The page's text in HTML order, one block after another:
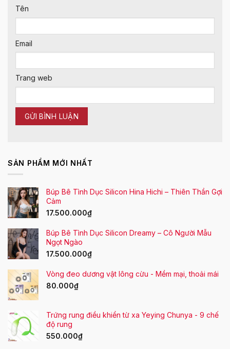
Tên
Email
Trang web
SẢN PHẨM MỚI NHẤT
Búp Bê Tình Dục Silicon Hina Hichi – Thiên Thần Gợi
Cảm
17.500.000₫
Búp Bê Tình Dục Silicon Dreamy – Cô Người Mẫu
Ngọt Ngào
17.500.000₫
Vòng đeo dương vật lông cừu - Mềm mại, thoải mái
80.000₫
Trứng rung điều khiển từ xa Yeying Chunya - 9 chế
độ rung
550.000₫